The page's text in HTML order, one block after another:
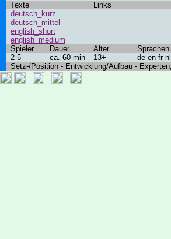
Texte Links
deutsch_kurz
deutsch_mittel
english_short
english_medium
Spieler Dauer Alter Sprachen
2-5
ca. 60 min 13+ de en fr nl
Setz-/Position - Entwicklung/Aufbau -